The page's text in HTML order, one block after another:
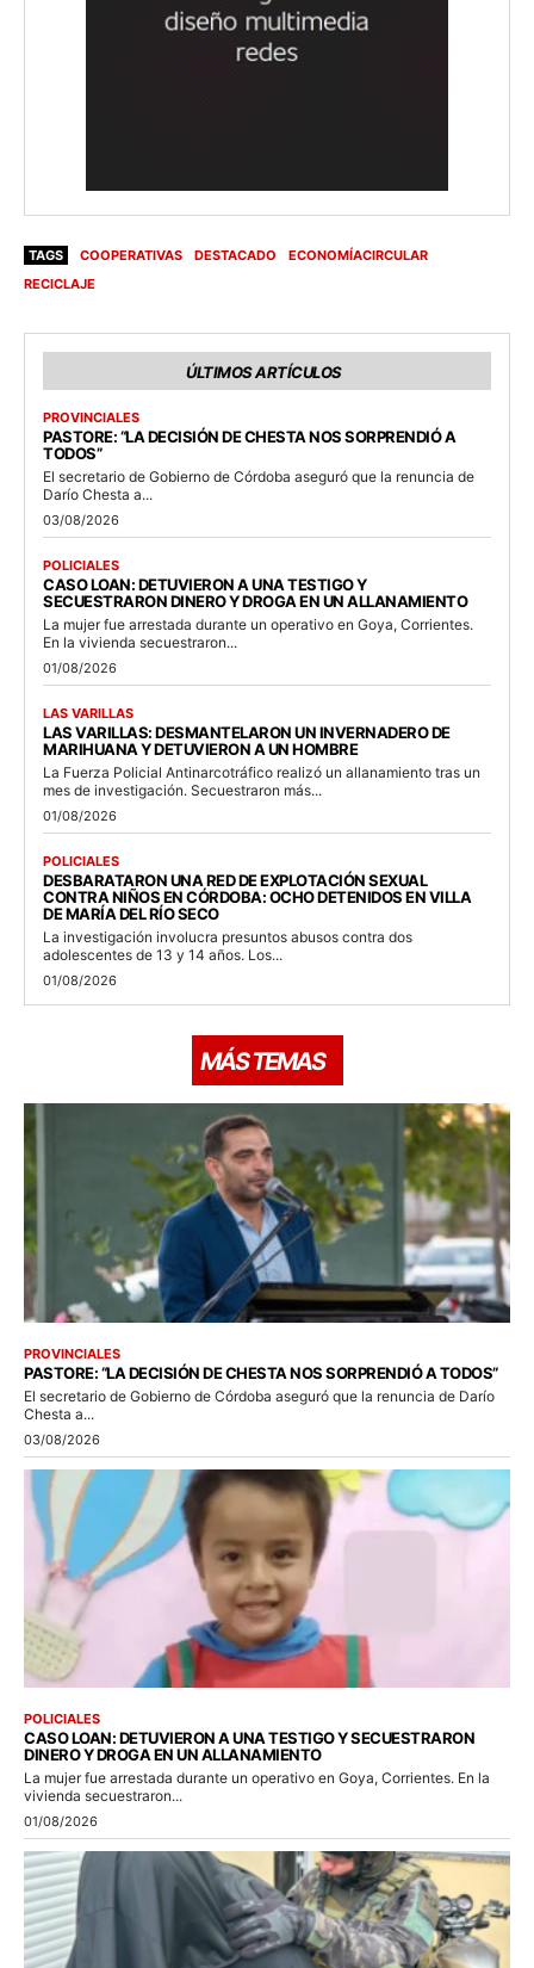
TAGS COOPERATIVAS DESTACADO
ECONOMÍACIRCULAR
RECICLAJE
ÚLTIMOS ARTÍCULOS
PROVINCIALES
PASTORE: “LA DECISIÓN DE CHESTA NOS SORPRENDIÓ A
TODOS”
El secretario de Gobierno de Córdoba aseguró que la renuncia de
Darío Chesta a...
03/08/2026
POLICIALES
CASO LOAN: DETUVIERON A UNA TESTIGO Y
SECUESTRARON DINERO Y DROGA EN UN ALLANAMIENTO
La mujer fue arrestada durante un operativo en Goya, Corrientes.
En la vivienda secuestraron...
01/08/2026
LAS VARILLAS
LAS VARILLAS: DESMANTELARON UN INVERNADERO DE
MARIHUANA Y DETUVIERON A UN HOMBRE
La Fuerza Policial Antinarcotráfico realizó un allanamiento tras un
mes de investigación. Secuestraron más...
01/08/2026
POLICIALES
DESBARATARON UNA RED DE EXPLOTACIÓN SEXUAL
CONTRA NIÑOS EN CÓRDOBA: OCHO DETENIDOS EN VILLA
DE MARÍA DEL RÍO SECO
La investigación involucra presuntos abusos contra dos
adolescentes de 13 y 14 años. Los...
01/08/2026
MÁS TEMAS
PROVINCIALES
PASTORE: “LA DECISIÓN DE CHESTA NOS SORPRENDIÓ A TODOS”
El secretario de Gobierno de Córdoba aseguró que la renuncia de Darío
Chesta a...
03/08/2026
POLICIALES
CASO LOAN: DETUVIERON A UNA TESTIGO Y SECUESTRARON
DINERO Y DROGA EN UN ALLANAMIENTO
La mujer fue arrestada durante un operativo en Goya, Corrientes. En la
vivienda secuestraron...
01/08/2026